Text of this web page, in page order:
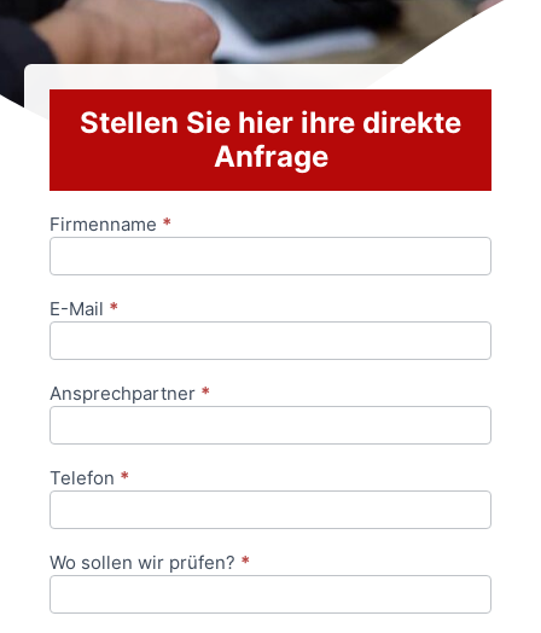
Stellen Sie hier ihre direkte
Anfrage
Anfrageformular
Firmenname *
E-Mail *
Ansprechpartner *
Telefon *
Wo sollen wir prüfen? *